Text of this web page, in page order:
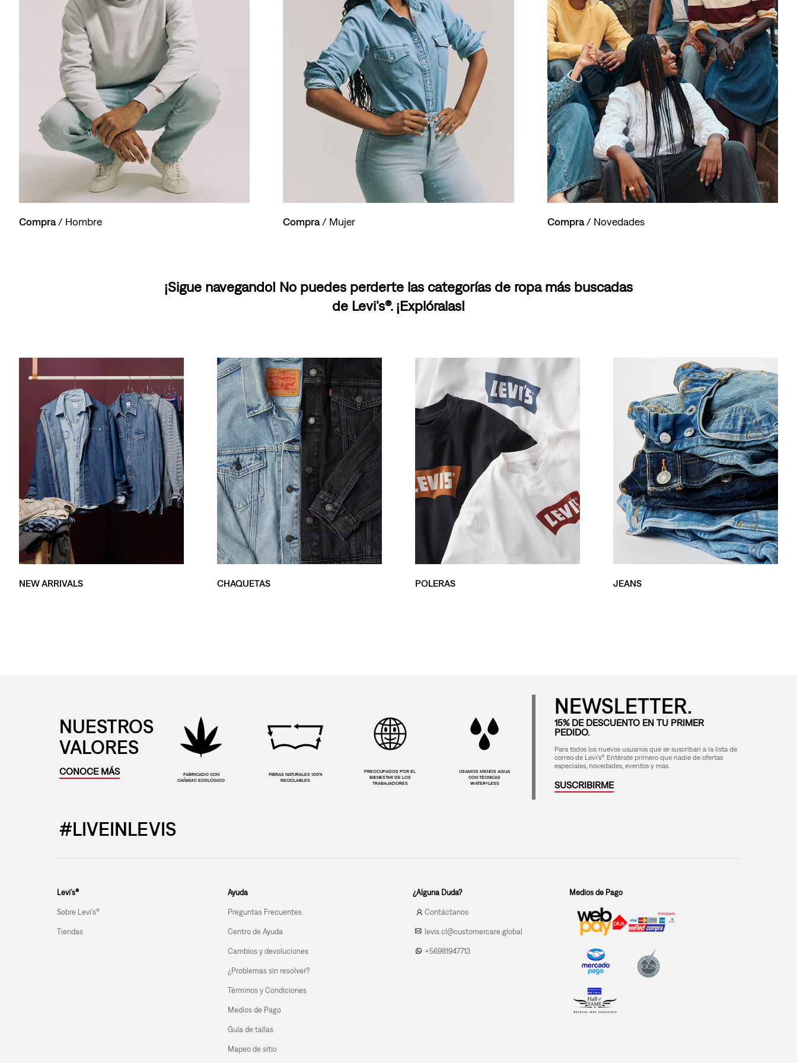
Compra/ Hombre Compra/ Mujer Compra/ Novedades
¡Sigue navegando! No puedes perderte las categorías de ropa más buscadas
de Levi’s®. ¡Explóralas!
NEW ARRIVALS CHAQUETAS POLERAS JEANS
NUESTROS
VALORES
CONOCE MÁS
FABRICADO CON
CAÑAMO ECOLÓGICO
FIBRAS NATURALES 100%
RECICLABLES
PREOCUPADOS POR EL
BIENESTAR DE LOS
TRABAJADORES
USAMOS MENOS AGUA
CON TÉCNICAS
WATER<LESS
NEWSLETTER.
15% DE DESCUENTO EN TU PRIMER
PEDIDO.
Para todos los nuevos usuarios que se suscriban a la lista de
correo de Levi's® Entérate primero que nadie de ofertas
especiales, novedades, eventos y más.
SUSCRIBIRME
#LIVEINLEVIS
Levi’s®
Sobre Levi's®
Tiendas
Ayuda
Preguntas Frecuentes
Centro de Ayuda
Cambios y devoluciones
¿Problemas sin resolver?
Términos y Condiciones
Medios de Pago
Guía de tallas
Mapeo de sitio
¿Alguna Duda?
Contáctanos
levis.cl@customercare.global
+56981947713
Medios de Pago
501 hombre